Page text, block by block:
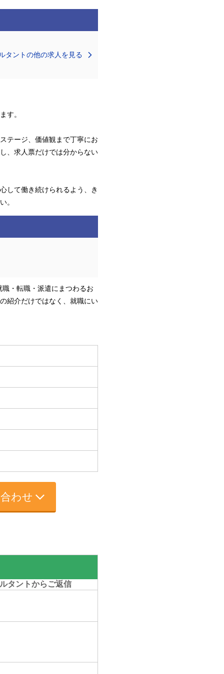
タントの他の求人を見る
す。
テージ、価値観まで丁寧にお
、求人票だけでは分からない
して働き続けられるよう、き
。
・転職・派遣にまつわるお
紹介だけではなく、就職にい
わせ
タントからご返信